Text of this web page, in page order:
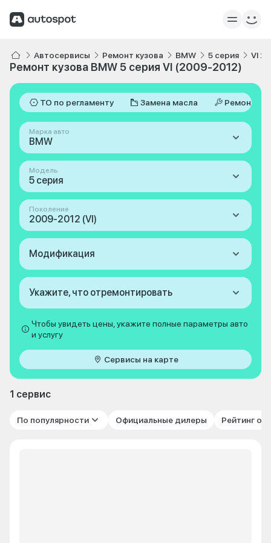
Автосервисы Ремонт кузова BMW 5 серия VI
Ремонт кузова BMW 5 серия VI (2009-2012)
ТО по регламенту Замена масла Ремонт
Марка авто
BMW
Модель
5 серия
Поколение
2009-2012 (VI)
Модификация
Укажите, что отремонтировать
Чтобы увидеть цены, укажите полные параметры авто
и услугу
Сервисы на карте
1 сервис
По популярности Официальные дилеры Рейтинг